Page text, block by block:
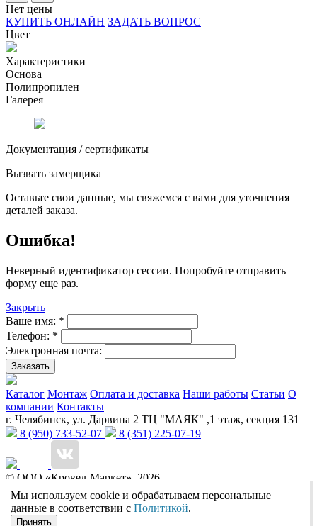
Нет цены
КУПИТЬ ОНЛАЙН ЗАДАТЬ ВОПРОС
Цвет
Характеристики
Основа
Полипропилен
Галерея
Документация / сертификаты
Вызвать замерщика
Оставьте свои данные, мы свяжемся с вами для уточнения
деталей заказа.
Ошибка!
Неверный идентификатор сессии. Попробуйте отправить
форму еще раз.
Закрыть
Ваше имя: *
Телефон: *
Электронная почта:
Заказать
Каталог Монтаж Оплата и доставка Наши работы Статьи О
компании Контакты
г. Челябинск, ул. Дарвина 2 ТЦ "МАЯК" ,1 этаж, секция 131
8 (950) 733-52-07
8 (351) 225-07-19
© ООО «Кровел-Маркет», 2026
Политика обработки персональных данных
Разработчик сайтов:
Мы используем cookie и обрабатываем персональные
данные в соответствии с Политикой.
Принять